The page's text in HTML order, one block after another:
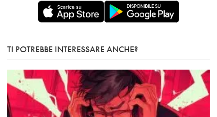
TI POTREBBE INTERESSARE ANCHE?